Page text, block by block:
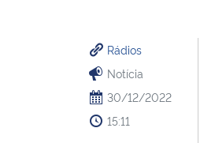
Rádios
Notícia
30/12/2022
15:11